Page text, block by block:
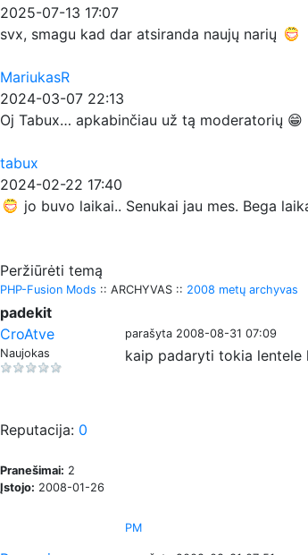
2025-07-13 17:07
svx, smagu kad dar atsiranda naujų narių
MariukasR
2024-03-07 22:13
Oj Tabux… apkabinčiau už tą moderatorių 😁
tabux
2024-02-22 17:40
jo buvo laikai.. Senukai jau mes. Bega
Peržiūrėti temą
PHP-Fusion Mods :: ARCHYVAS :: 2008 metų archyvas
padekit
CroAtve
parašyta 2008-08-31 07:09
Naujokas
Reputacija: 0
Pranešimai: 2
Įstojo: 2008-01-26
kaip padaryti tokia lentele
PM